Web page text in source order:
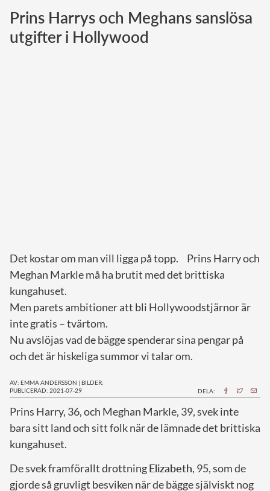
Norska kungahuset
Danska kungahuset
Prins Harrys och Meghans sanslösa
utgifter i Hollywood
Det kostar om man vill ligga på topp. Prins Harry och
Meghan Markle må ha brutit med det brittiska
kungahuset.
Men parets ambitioner att bli Hollywoodstjärnor är
inte gratis – tvärtom.
Nu avslöjas vad de bägge spenderar sina pengar på
och det är hiskeliga summor vi talar om.
AV: EMMA ANDERSSON | BILDER:
PUBLICERAD: 2021-07-29
DELA:
Prins Harry, 36, och Meghan Markle, 39, svek inte
bara sitt land och sitt folk när de lämnade det brittiska
kungahuset.
De svek framförallt drottningElizabeth, 95, som de
gjorde så gruvligt besviken när de bägge själviskt nog